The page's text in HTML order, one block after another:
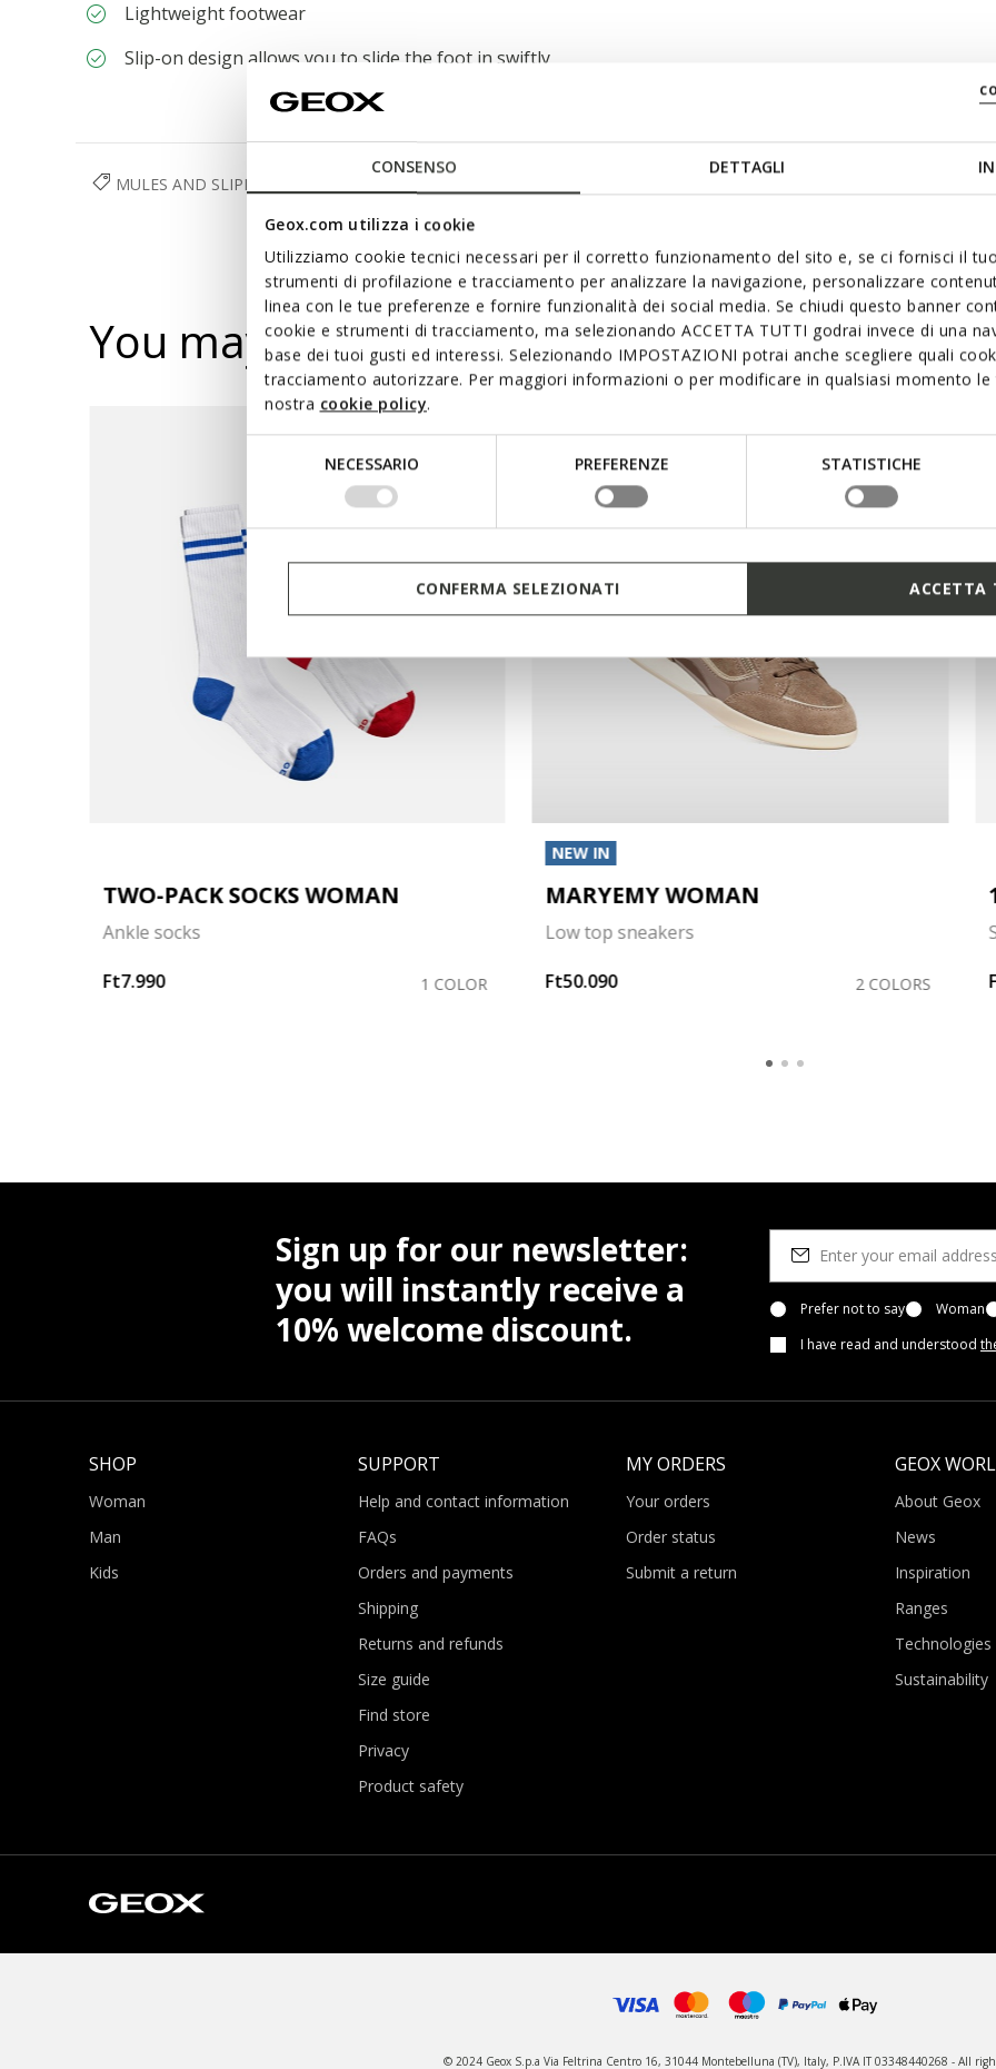
CONSENSO DETTAGLI
Geox.com utilizza i cookie
Utilizziamo cookie tecnici necessari per il corretto funzionamento del sito e, se ci fornisci il
strumenti di profilazione e tracciamento per analizzare la navigazione, personalizzare
linea con le tue preferenze e fornire funzionalità dei social media. Se chiudi questo banner
cookie e strumenti di tracciamento, ma selezionando ACCETTA TUTTI godrai invece di una
base dei tuoi gusti ed interessi. Selezionando IMPOSTAZIONI potrai anche scegliere quali
tracciamento autorizzare. Per maggiori informazioni o per modificare in qualsiasi momento
nostra cookie policy.
NECESSARIO PREFERENZE STATISTICHE
CONFERMA SELEZIONATI ACCETTA
Lightweight footwear
Slip-on design allows you to slide the foot in swiftly
MULES AND SLIPPERS
You may also like
TWO-PACK SOCKS WOMAN
Ankle socks
Ft7.990
1 COLOR
NEW IN
MARYEMY WOMAN
Low top sneakers
Ft50.090
2 COLORS
Sign up for our newsletter:
you will instantly receive a
10% welcome discount.
Prefer not to say
Woman
I have read and understood
SHOP
Woman
Man
Kids
SUPPORT
Help and contact information
FAQs
Orders and payments
Shipping
Returns and refunds
Size guide
Find store
Privacy
Product safety
MY ORDERS
Your orders
Order status
Submit a return
GEOX
About Geox
News
Inspiration
Ranges
Technologies
Sustainability
© 2024 Geox S.p.a Via Feltrina Centro 16, 31044 Montebelluna (TV), Italy, P.IVA IT 03348440268 - All